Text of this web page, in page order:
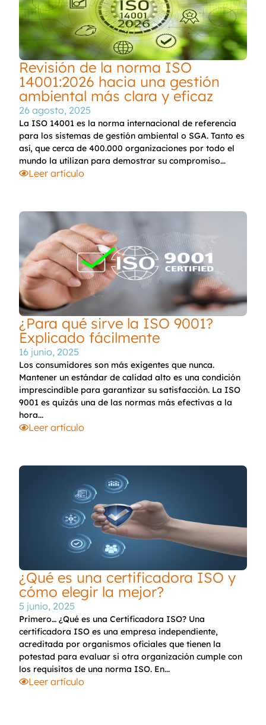
Revisión de la norma ISO
14001:2026 hacia una gestión
ambiental más clara y eficaz
26 agosto, 2025
La ISO 14001 es la norma internacional de referencia
para los sistemas de gestión ambiental o SGA. Tanto es
así, que cerca de 400.000 organizaciones por todo el
mundo la utilizan para demostrar su compromiso...
Leer artículo
¿Para qué sirve la ISO 9001?
Explicado fácilmente
16 junio, 2025
Los consumidores son más exigentes que nunca.
Mantener un estándar de calidad alto es una condición
imprescindible para garantizar su satisfacción. La ISO
9001 es quizás una de las normas más efectivas a la
hora...
Leer artículo
¿Qué es una certificadora ISO y
cómo elegir la mejor?
5 junio, 2025
Primero… ¿Qué es una Certificadora ISO? Una
certificadora ISO es una empresa independiente,
acreditada por organismos oficiales que tienen la
potestad para evaluar si otra organización cumple con
los requisitos de una norma ISO. En...
Leer artículo